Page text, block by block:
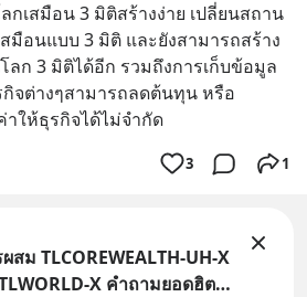
กเสมือน 3 มิติสร้างง่าย เปลี่ยนสถาน
มือนแบบ 3 มิติ และยังสามารถสร้าง
ลก 3 มิติได้อีก รวมถึงการเก็บข้อมูล
กิจต่างๆสามารถลดต้นทุน หรือ
ให้ธุรกิจได้ไม่จำกัด
3 1
สม TLCOREWEALTH-UH-X
X คำถามยอดฮิตที่